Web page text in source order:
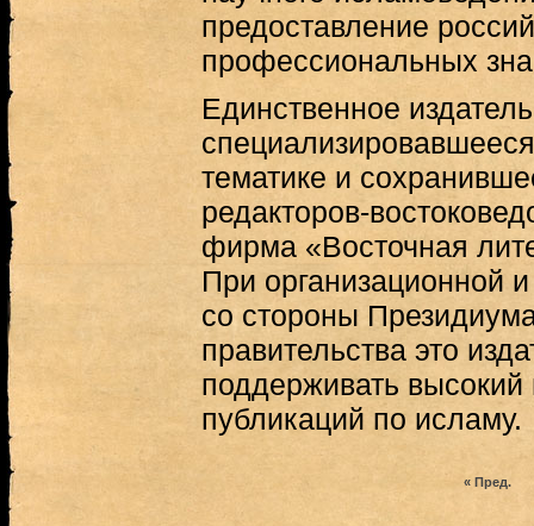
предоставление
профессиональных
Единственное
тематике и
редакторов-
фирма «Восточная
При организационной
со стороны
правительства это
поддерживать
публикаций по исламу.
« Пред.